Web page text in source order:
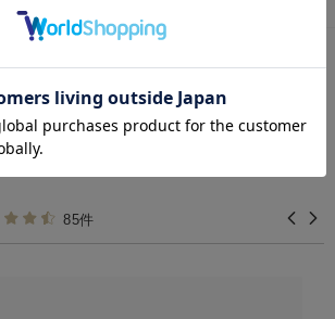
気に入り商品を確認する
REVIEW
ド・布団 （ベビー・新生児） 被り
の高評価レビュー
85件